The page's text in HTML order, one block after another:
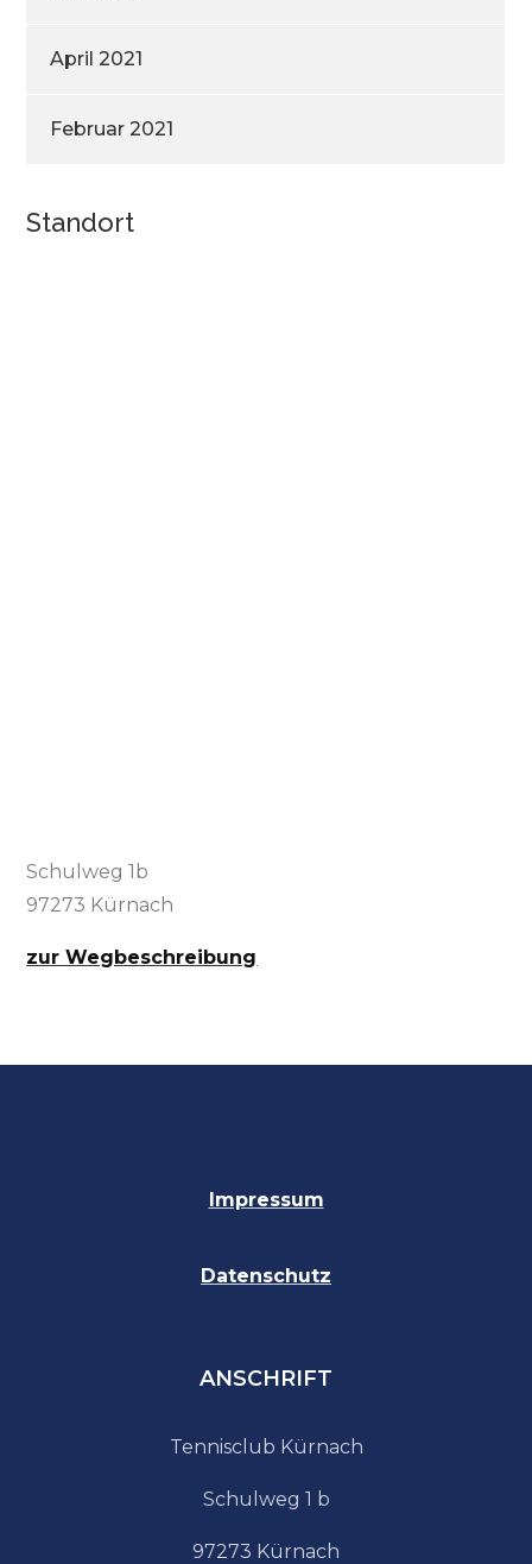
April 2021
Februar 2021
Standort
Schulweg 1b
97273 Kürnach
zur Wegbeschreibung
Impressum
Datenschutz
ANSCHRIFT
Tennisclub Kürnach
Schulweg 1 b
97273 Kürnach